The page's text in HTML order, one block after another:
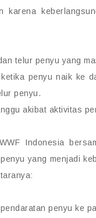
karena
telur penyu yang
penyu naik ke
penyu.
akibat aktivitas
Indonesia
yang menjadi
penyu ke